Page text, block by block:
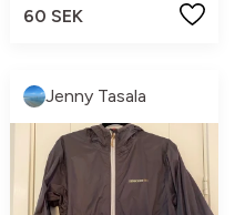
60 SEK
Jenny Tasala